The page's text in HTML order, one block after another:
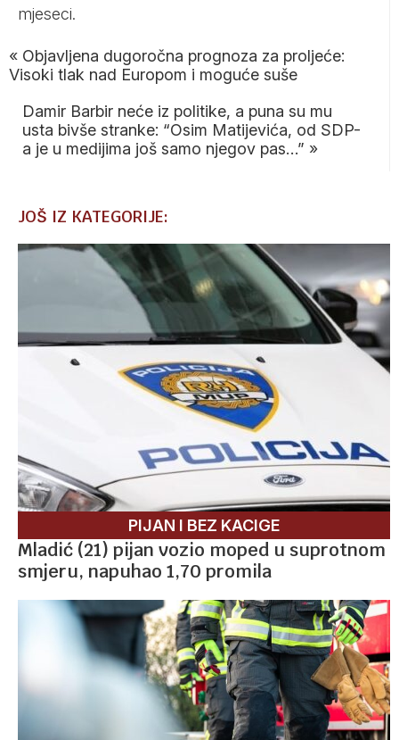
mjeseci.
« Objavljena dugoročna prognoza za proljeće:
Visoki tlak nad Europom i moguće suše
Damir Barbir neće iz politike, a puna su mu
usta bivše stranke: “Osim Matijevića, od SDP-
a je u medijima još samo njegov pas…” »
JOŠ IZ KATEGORIJE:
PIJAN I BEZ KACIGE
Mladić (21) pijan vozio moped u suprotnom
smjeru, napuhao 1,70 promila